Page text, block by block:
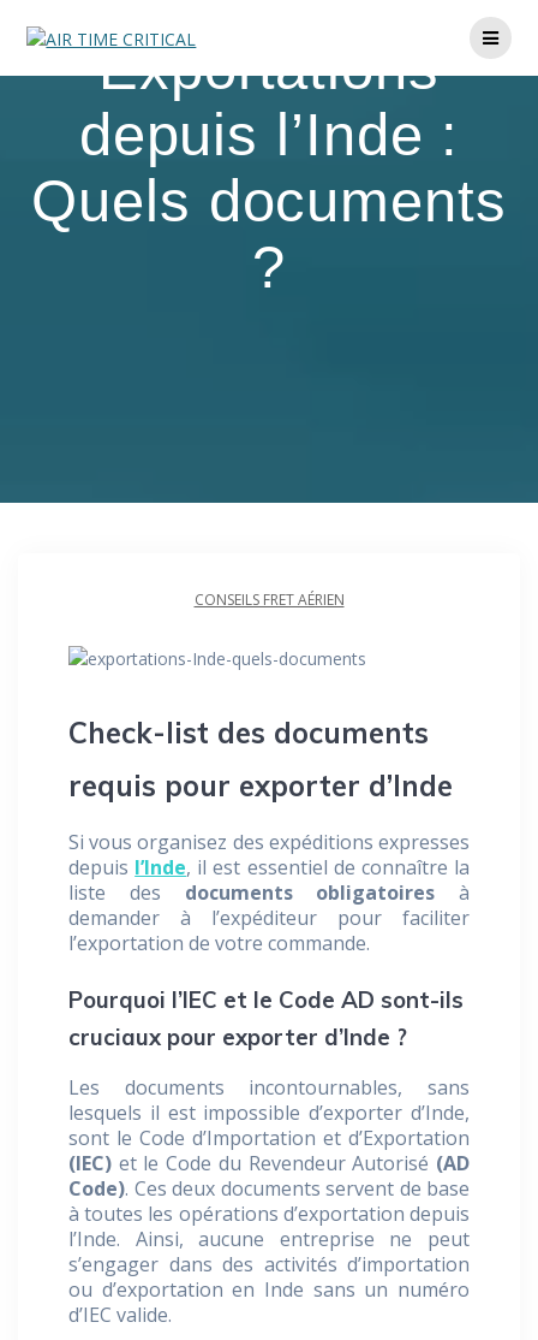
Exportations
depuis l’Inde :
Quels documents
?
CONSEILS FRET AÉRIEN
Check-list des documents
requis pour exporter d’Inde
Si vous organisez des expéditions expresses
depuis l’Inde, il est essentiel de connaître la
liste des documents obligatoires à
demander à l’expéditeur pour faciliter
l’exportation de votre commande.
Pourquoi l’IEC et le Code AD sont-ils
cruciaux pour exporter d’Inde ?
Les documents incontournables, sans
lesquels il est impossible d’exporter d’Inde,
sont le Code d’Importation et d’Exportation
(IEC) et le Code du Revendeur Autorisé (AD
Code). Ces deux documents servent de base
à toutes les opérations d’exportation depuis
l’Inde. Ainsi, aucune entreprise ne peut
s’engager dans des activités d’importation
ou d’exportation en Inde sans un numéro
d’IEC valide.